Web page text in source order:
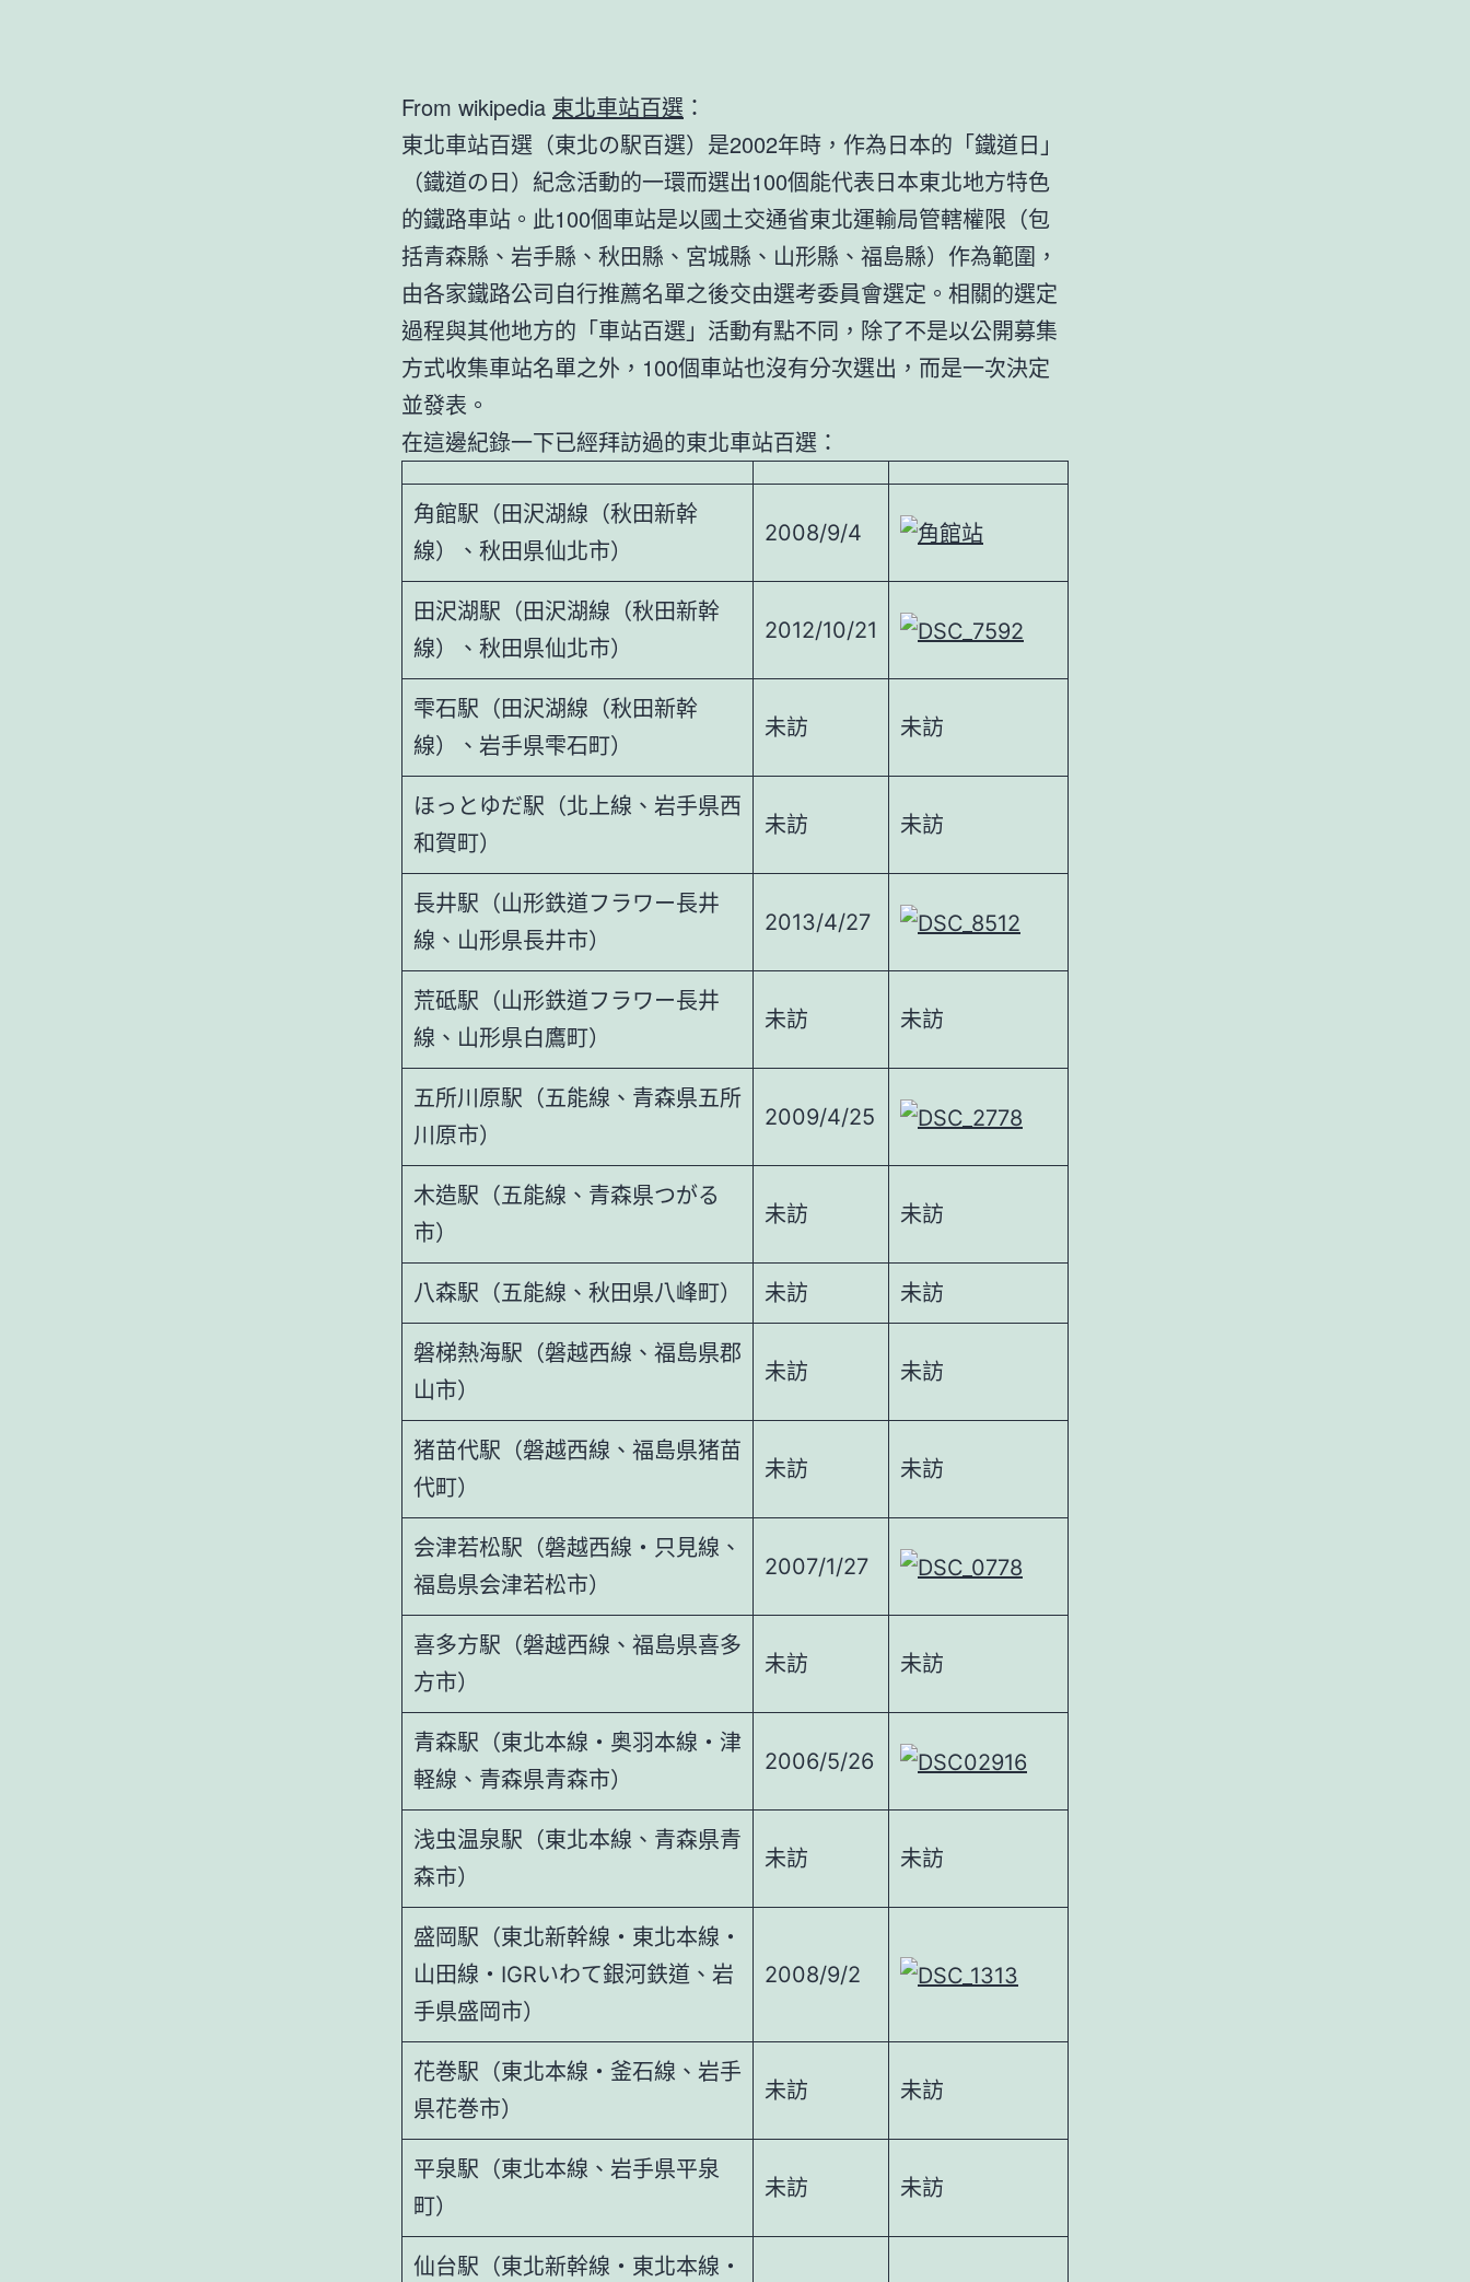
From wikipedia 東北車站百選 ：
東北車站百選（東北の駅百選）是2002年時，作為日本的「鐵道日」
（鐵道の日）紀念活動的一環而選出100個能代表日本東北地方特色
的鐵路車站。此100個車站是以國土交通省東北運輸局管轄權限（包
括青森縣、岩手縣、秋田縣、宮城縣、山形縣、福島縣）作為範圍，
由各家鐵路公司自行推薦名單之後交由選考委員會選定。相關的選定
過程與其他地方的「車站百選」活動有點不同，除了不是以公開募集
方式收集車站名單之外，100個車站也沒有分次選出，而是一次決定
並發表。
在這邊紀錄一下已經拜訪過的東北車站百選：
角館駅（田沢湖線（秋田新幹
線）、秋田県仙北市）
2008/9/4
田沢湖駅（田沢湖線（秋田新幹
線）、秋田県仙北市）
2012/10/21
雫石駅（田沢湖線（秋田新幹
線）、岩手県雫石町）
未訪 未訪
ほっとゆだ駅（北上線、岩手県西
和賀町）
未訪 未訪
長井駅（山形鉄道フラワー長井
線、山形県長井市）
2013/4/27
荒砥駅（山形鉄道フラワー長井
線、山形県白鷹町）
未訪 未訪
五所川原駅（五能線、青森県五所
川原市）
2009/4/25
木造駅（五能線、青森県つがる
市）
未訪 未訪
八森駅（五能線、秋田県八峰町） 未訪 未訪
磐梯熱海駅（磐越西線、福島県郡
山市）
未訪 未訪
猪苗代駅（磐越西線、福島県猪苗
代町）
未訪 未訪
会津若松駅（磐越西線・只見線、
福島県会津若松市）
2007/1/27
喜多方駅（磐越西線、福島県喜多
方市）
未訪 未訪
青森駅（東北本線・奥羽本線・津
軽線、青森県青森市）
2006/5/26
浅虫温泉駅（東北本線、青森県青
森市）
未訪 未訪
盛岡駅（東北新幹線・東北本線・
山田線・IGRいわて銀河鉄道、岩
手県盛岡市）
2008/9/2
花巻駅（東北本線・釜石線、岩手
県花巻市）
未訪 未訪
平泉駅（東北本線、岩手県平泉
町）
未訪 未訪
仙台駅（東北新幹線・東北本線・